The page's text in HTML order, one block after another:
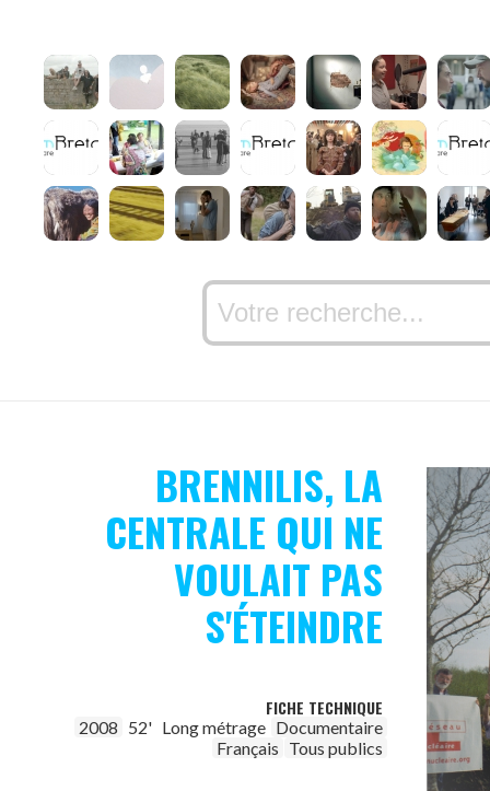
BRENNILIS, LA
CENTRALE QUI NE
VOULAIT PAS
S'ÉTEINDRE
FICHE TECHNIQUE
2008 52' Long métrage Documentaire
Français Tous publics